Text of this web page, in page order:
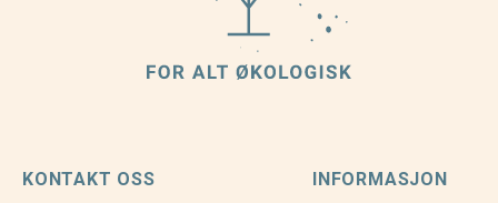
KONTAKT OSS INFORMASJON